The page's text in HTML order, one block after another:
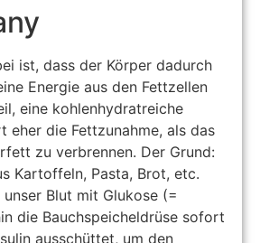
ist, dass der Körper dadurch
Energie aus den Fettzellen
eine kohlenhydratreiche
eher die Fettzunahme, als das
zu verbrennen. Der Grund:
Kartoffeln, Pasta, Brot, etc.
Blut mit Glukose (=
die Bauchspeicheldrüse sofort
ausschüttet, um den